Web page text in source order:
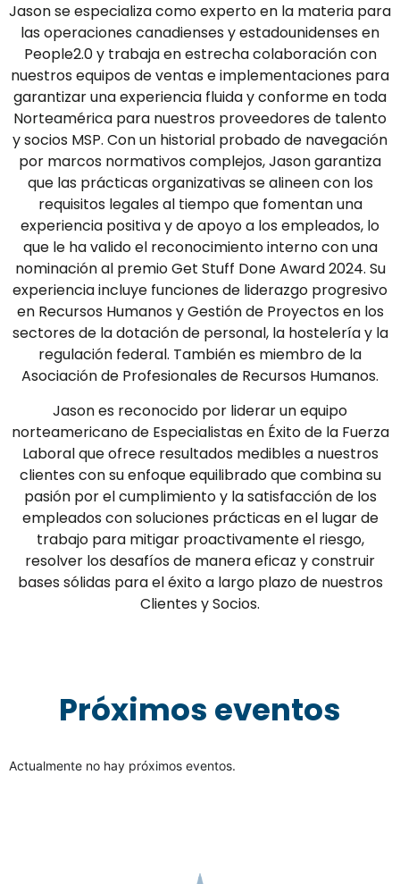
Jason se especializa como experto en la materia para
las operaciones canadienses y estadounidenses en
People2.0 y trabaja en estrecha colaboración con
nuestros equipos de ventas e implementaciones para
garantizar una experiencia fluida y conforme en toda
Norteamérica para nuestros proveedores de talento
y socios MSP. Con un historial probado de navegación
por marcos normativos complejos, Jason garantiza
que las prácticas organizativas se alineen con los
requisitos legales al tiempo que fomentan una
experiencia positiva y de apoyo a los empleados, lo
que le ha valido el reconocimiento interno con una
nominación al premio Get Stuff Done Award 2024. Su
experiencia incluye funciones de liderazgo progresivo
en Recursos Humanos y Gestión de Proyectos en los
sectores de la dotación de personal, la hostelería y la
regulación federal. También es miembro de la
Asociación de Profesionales de Recursos Humanos.
Jason es reconocido por liderar un equipo
norteamericano de Especialistas en Éxito de la Fuerza
Laboral que ofrece resultados medibles a nuestros
clientes con su enfoque equilibrado que combina su
pasión por el cumplimiento y la satisfacción de los
empleados con soluciones prácticas en el lugar de
trabajo para mitigar proactivamente el riesgo,
resolver los desafíos de manera eficaz y construir
bases sólidas para el éxito a largo plazo de nuestros
Clientes y Socios.
Próximos eventos
Actualmente no hay próximos eventos.